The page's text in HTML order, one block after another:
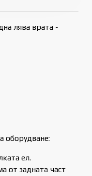
оборудване:
ел.
от задната част